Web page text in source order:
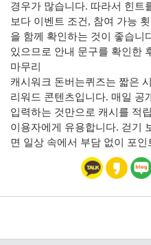
경우가 많습니다. 따라서 힌트
보다 이벤트 조건, 참여 가능
을 함께 확인하는 것이 좋습니
있으므로 안내 문구를 확인한
마무리
캐시워크 돈버는퀴즈는 짧은
리워드 콘텐츠입니다. 매일 공
입력하는 것만으로 캐시를 적
이용자에게 유용합니다. 걷기
면 일상 속에서 부담 없이 포